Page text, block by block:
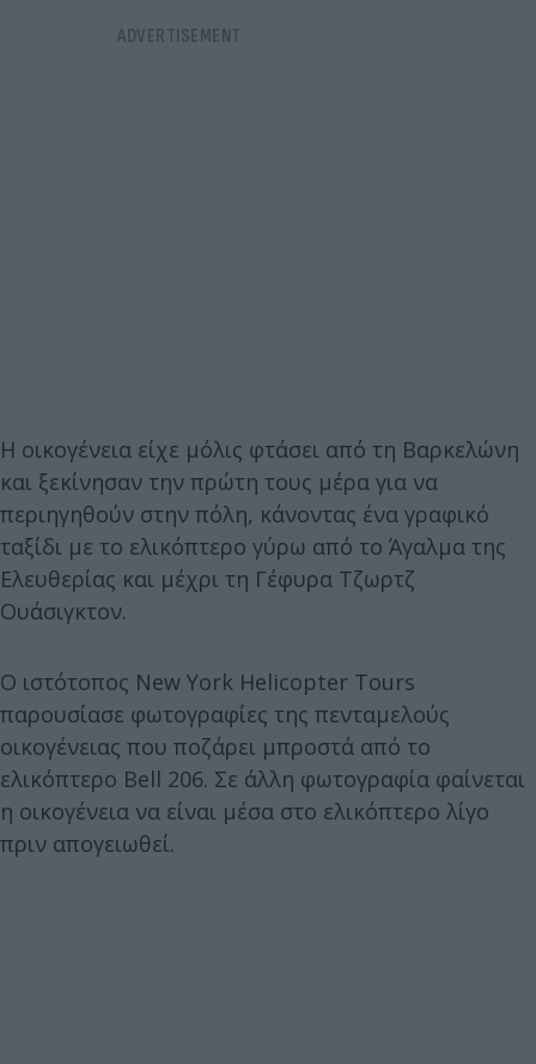
Η οικογένεια είχε μόλις φτάσει από τη Βαρκελώνη
και ξεκίνησαν την πρώτη τους μέρα για να
περιηγηθούν στην πόλη, κάνοντας ένα γραφικό
ταξίδι με το ελικόπτερο γύρω από το Άγαλμα της
Ελευθερίας και μέχρι τη Γέφυρα Τζωρτζ
Ουάσιγκτον.
Ο ιστότοπος New York Helicopter Tours
παρουσίασε φωτογραφίες της πενταμελούς
οικογένειας που ποζάρει μπροστά από το
ελικόπτερο Bell 206. Σε άλλη φωτογραφία φαίνεται
η οικογένεια να είναι μέσα στο ελικόπτερο λίγο
πριν απογειωθεί.